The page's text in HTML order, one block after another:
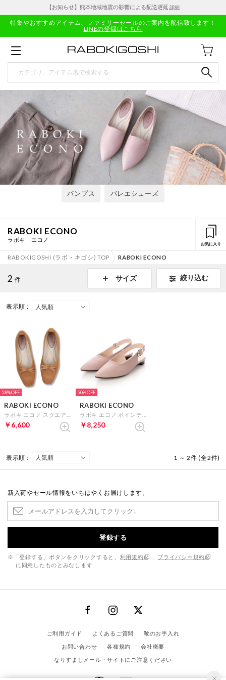
【お知らせ】熊本地域地震の影響による配送遅延 詳細
特集やおすすめアイテム、ファミリーセールのご案内を配信致します！
LINEの登録はこちら
パンプス バレエシューズ
RABOKI ECONO
ラボキ エコノ
お気に入り
RABOKIGOSHI (ラボ・キゴシ) TOP RABOKI ECONO
2 件 サイズ 絞り込む
表示順 :
58%
RABOKI ECONO
￥6,600
50%
RABOKI ECONO
￥8,250
表示順 : 1 ～ 2件 (全2件)
新入荷やセール情報をいちはやくお届けします。
登録する
※「登録する」ボタンをクリックすると、 利用規約
プライバシー規約
に同意したものとみなします
ご利用ガイド よくあるご質問
靴のお手入れ
お問い合わせ
各種規約
会社概要
なりすましメール・サイトにご注意ください